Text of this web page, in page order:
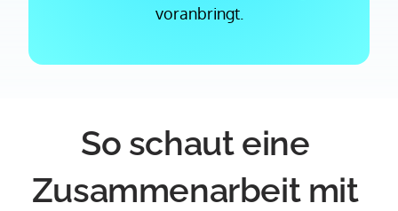
voranbringt.
So schaut eine
Zusammenarbeit mit